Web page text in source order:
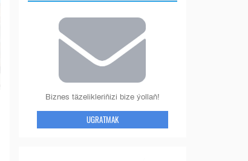
Biznes täzelikleriňizi bize ýollaň!
UGRATMAK